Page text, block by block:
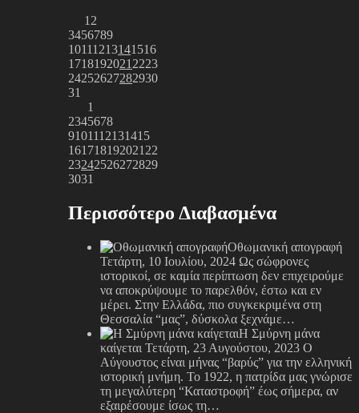
1 2
3456789
10111213141516
1718192021 2223
24252627282930
31
1
2345678
9101112131415
161718192021 22
23242526272829
3031
Περισσότερο Διαβασμένα
Οθωμανική απογραφή
Τετάρτη, 10 Ιουλίου, 2024 Ως σώφρονες
ιστορικοί, σε καμία περίπτωση δεν επιχειρούμε
να αποκρύψουμε το παρελθόν, έστω και εν
μέρει. Στην Ελλάδα, πιο συγκεκριμένα στη
Θεσσαλία “μας”, δύσκολα ξεχνάμε…
Η Σμύρνη μάνα
καίγεται Τετάρτη, 23 Αυγούστου, 2023 Ο
Αύγουστος είναι μήνας “βαρύς” για την ελληνική
ιστορική μνήμη. Το 1922, η πατρίδα μας γνώρισε
τη μεγαλύτερη “Καταστροφή” έως σήμερα, αν
εξαιρέσουμε ίσως τη…